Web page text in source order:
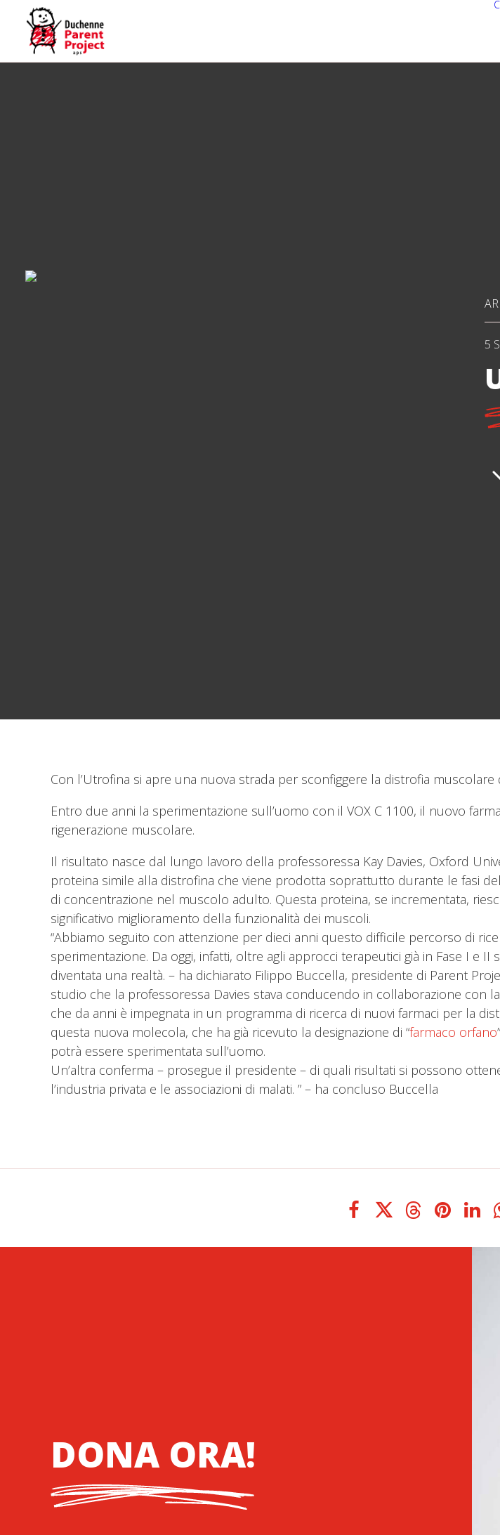
5
Con l’Utrofina si apre una nuova strada per sconfiggere la distrofia muscolare
Entro due anni la sperimentazione sull’uomo con il VOX C 1100, il nuovo
rigenerazione muscolare.
Il risultato nasce dal lungo lavoro della professoressa Kay Davies, Oxford
proteina simile alla distrofina che viene prodotta soprattutto durante le fasi
di concentrazione nel muscolo adulto. Questa proteina, se incrementata,
significativo miglioramento della funzionalità dei muscoli.
“Abbiamo seguito con attenzione per dieci anni questo difficile percorso di
sperimentazione. Da oggi, infatti, oltre agli approcci terapeutici già in Fase I e
diventata una realtà. – ha dichiarato Filippo Buccella, presidente di Parent
studio che la professoressa Davies stava conducendo in collaborazione con
che da anni è impegnata in un programma di ricerca di nuovi farmaci per la
questa nuova molecola, che ha già ricevuto la designazione di “farmaco orfano
potrà essere sperimentata sull’uomo.
Un’altra conferma – prosegue il presidente – di quali risultati si possono
l’industria privata e le associazioni di malati. ” – ha concluso Buccella
DONA ORA!